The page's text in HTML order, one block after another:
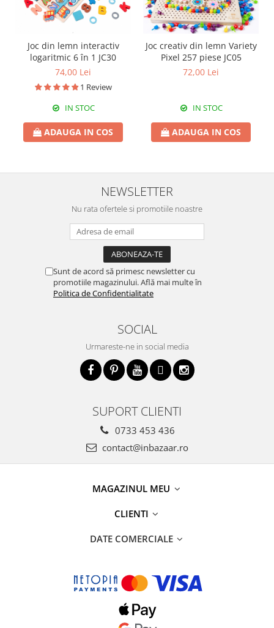
Joc din lemn interactiv
logaritmic 6 în 1 JC30
74,00 Lei
1 Review
IN STOC
ADAUGA IN COS
Joc creativ din lemn Variety
Pixel 257 piese JC05
72,00 Lei
IN STOC
ADAUGA IN COS
NEWSLETTER
Nu rata ofertele si promotiile noastre
Sunt de acord să primesc newsletter cu
promotiile magazinului. Află mai multe în
Politica de Confidentialitate
SOCIAL
Urmareste-ne in social media
SUPORT CLIENTI
0733 453 436
contact@inbazaar.ro
MAGAZINUL MEU
CLIENTI
DATE COMERCIALE